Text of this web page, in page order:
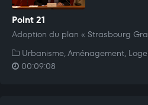
Point 21
Adoption du plan « Strasbourg
Urbanisme, Aménagement,
00:09:08